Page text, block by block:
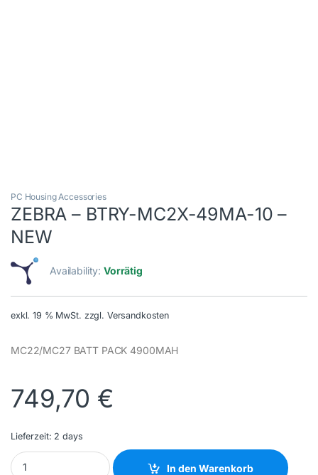
PC Housing Accessories
ZEBRA – BTRY-MC2X-49MA-10 –
NEW
Availability:Vorrätig
exkl. 19 % MwSt. zzgl. Versandkosten
MC22/MC27 BATT PACK 4900MAH
749,70 €
Lieferzeit: 2 days
ZEBRA - BTRY-MC2X-49MA-10 - NEW quantity
In den Warenkorb